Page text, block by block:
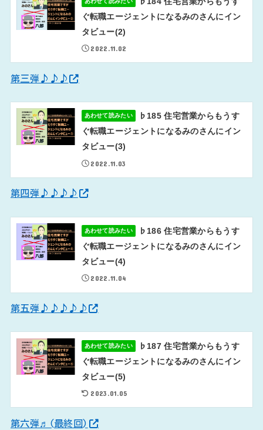
ぐ転職エージェントになるみのさんにイン
タビュー(2)
2022.11.02
第三弾♪♪♪
あわせて読みたい
♭185 住宅営業からもうす
ぐ転職エージェントになるみのさんにイン
タビュー(3)
2022.11.03
第四弾♪♪♪♪
あわせて読みたい
♭186 住宅営業からもうす
ぐ転職エージェントになるみのさんにイン
タビュー(4)
2022.11.04
第五弾♪♪♪♪♪
あわせて読みたい
♭187 住宅営業からもうす
ぐ転職エージェントになるみのさんにイン
タビュー(5)
2023.01.05
第六弾♬(最終回)